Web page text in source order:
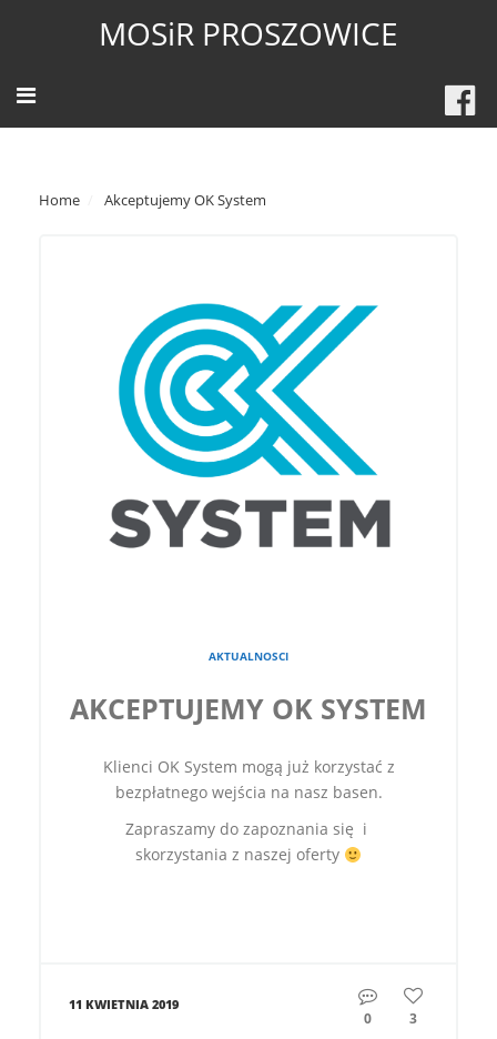
MOSiR PROSZOWICE
Home Akceptujemy OK System
AKTUALNOSCI
AKCEPTUJEMY OK SYSTEM
Klienci OK System mogą już korzystać z
bezpłatnego wejścia na nasz basen.
Zapraszamy do zapoznania się i
skorzystania z naszej oferty
11 KWIETNIA 2019
0 3